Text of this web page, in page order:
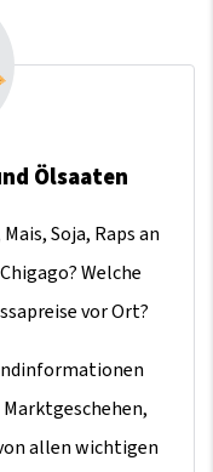
Ölsaaten
Soja, Raps an
Welche
vor Ort?
allen wichtigen